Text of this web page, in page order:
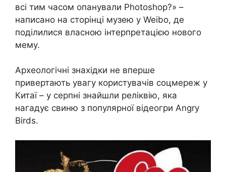
всі тим часом опанували Photoshop?» –
написано на сторінці музею у Weibo, де
поділилися власною інтерпретацією нового
мему.
Археологічні знахідки не вперше
привертають увагу користувачів соцмереж у
Китаї – у серпні знайшли реліквію, яка
нагадує свиню з популярної відеогри Angry
Birds.